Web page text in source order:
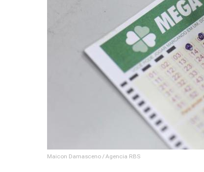
Maicon Damasceno / Agencia RBS